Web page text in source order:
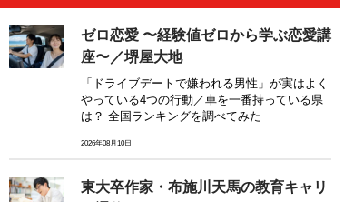
ゼロ恋愛 〜経験値ゼロから学ぶ恋愛講
座〜／堺屋大地
「ドライブデートで嫌われる男性」が実はよく
やっている4つの行動／車を一番持っている県
は？ 全国ランキングを調べてみた
2026年08月10日
東大卒作家・布施川天馬の教育キャリ